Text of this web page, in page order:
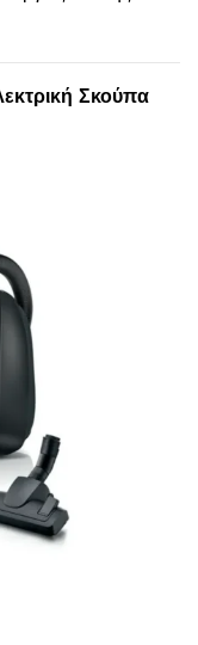
Σκούπα